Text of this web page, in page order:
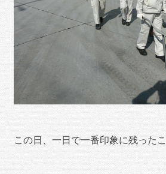
この日、一日で一番印象に残った